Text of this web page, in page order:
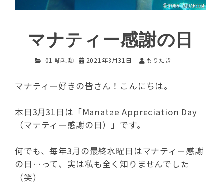
マナティー感謝の日
01 哺乳類 2021年3月31日 もりたき
マナティー好きの皆さん！こんにちは。
本日3月31日は「Manatee Appreciation Day
（マナティー感謝の日）」です。
何でも、毎年3月の最終水曜日はマナティー感謝
の日…って、実は私も全く知りませんでした
（笑）